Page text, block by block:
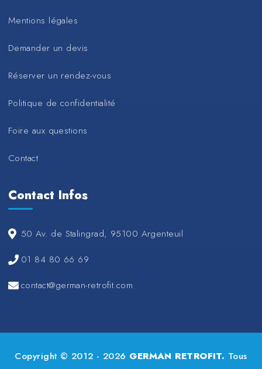
Mentions légales
Demander un devis
Réserver un rendez-vous
Politique de confidentialité
Foire aux questions
Contact
Contact Infos
50 Av. de Stalingrad, 95100 Argenteuil
01 84 80 66 69
contact@german-retrofit.com
Copyright © 2012 - 2026 GERMAN RETROFIT. Tous